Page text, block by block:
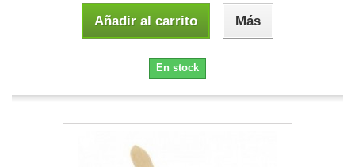
Añadir al carrito Más
En stock